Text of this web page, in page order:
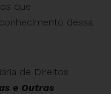
que
dessa
de Direitos
e Outras